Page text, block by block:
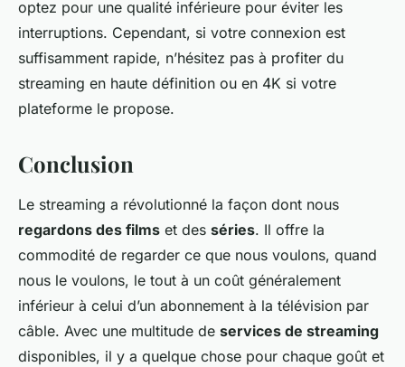
optez pour une qualité inférieure pour éviter les
interruptions. Cependant, si votre connexion est
suffisamment rapide, n’hésitez pas à profiter du
streaming en haute définition ou en 4K si votre
plateforme le propose.
Conclusion
Le streaming a révolutionné la façon dont nous
regardons des films et des séries. Il offre la
commodité de regarder ce que nous voulons, quand
nous le voulons, le tout à un coût généralement
inférieur à celui d’un abonnement à la télévision par
câble. Avec une multitude de services de streaming
disponibles, il y a quelque chose pour chaque goût et